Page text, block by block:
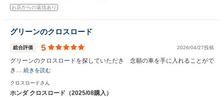
お店からの返信あり
グリーンのクロスロード
総合評価 5 2026/04/27投稿
グリーンのクロスロードを探していただき 念願の車を手に入れることがで
き… 続きを読む
クロスロードさん
ホンダ クロスロード（2025/08購入）